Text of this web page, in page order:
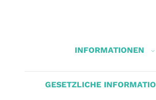
INFORMATIONEN
GESETZLICHE